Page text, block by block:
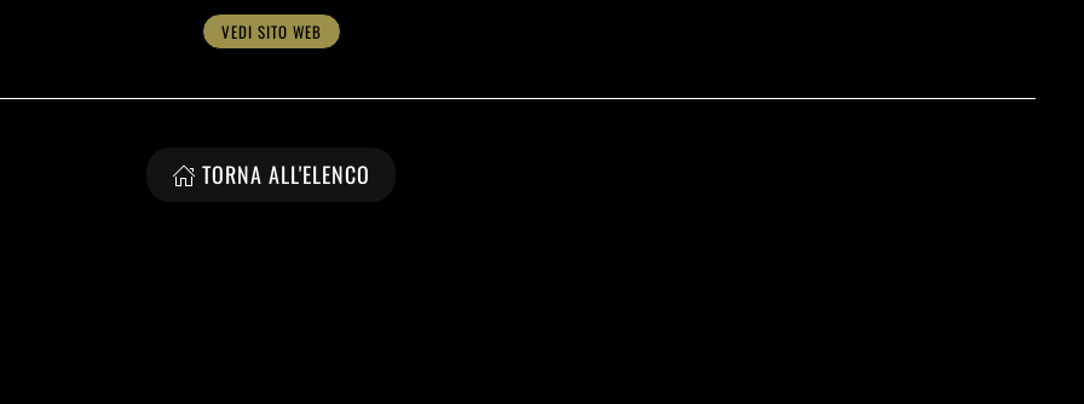
VEDI SITO WEB
TORNA ALL'ELENCO